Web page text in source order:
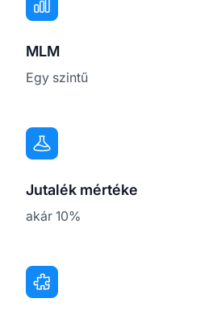
MLM
Egy szintű
Jutalék mértéke
akár 10%